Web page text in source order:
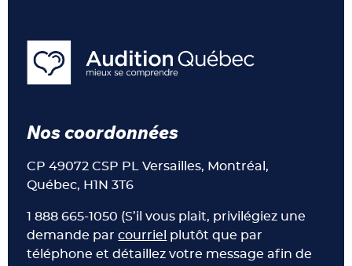
Nos coordonnées
CP 49072 CSP PL Versailles, Montréal,
Québec, H1N 3T6
1 888 665-1050 (S’il vous plait, privilégiez une
demande parcourriel plutôt que par
téléphone et détaillez votre message afin de